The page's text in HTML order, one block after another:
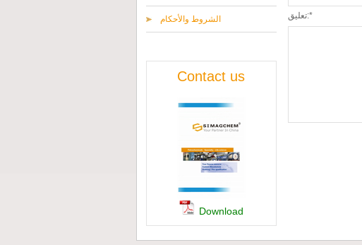
الشروط والأحكام
Contact us
Download
تعليق:*